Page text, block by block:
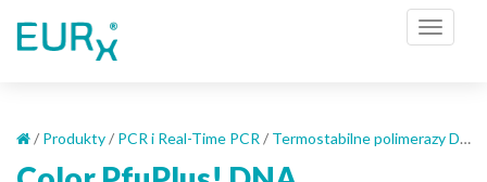
/ Produkty/ PCR i Real-Time PCR / Termostabilne polimerazy DNA